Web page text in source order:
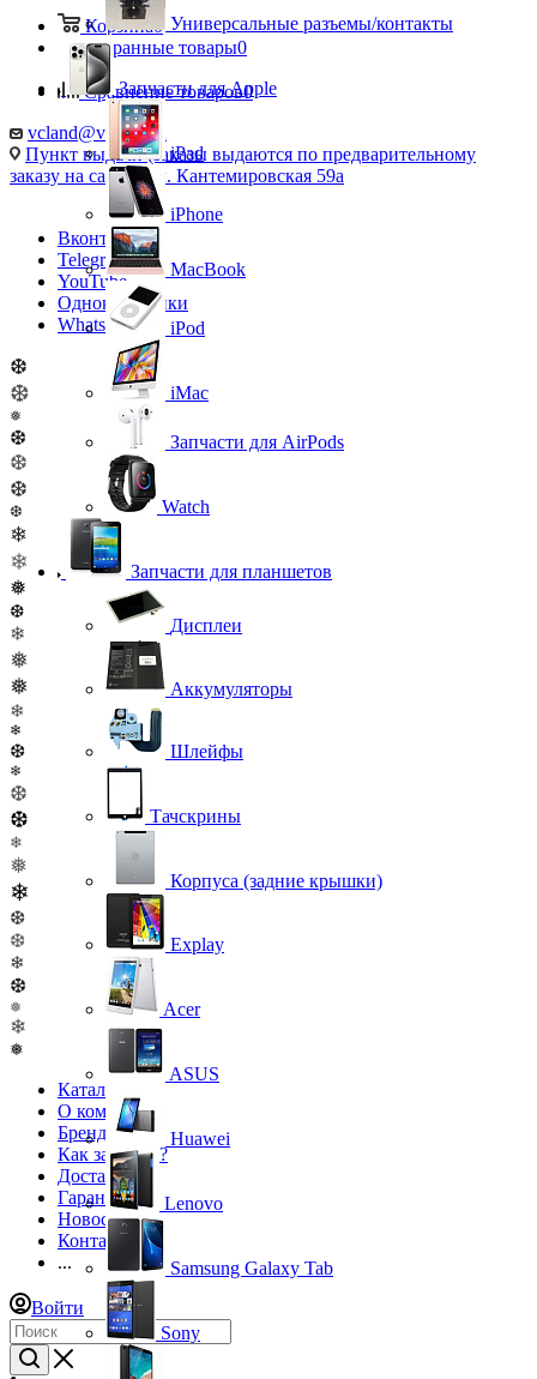
Корзина0
Избранные товары0
Сравнение товаров0
vcland@vcland.ru
Пункт выдачи (заказы выдаются по предварительному
заказу на сайте), ул. Кантемировская 59а
Вконтакте
Telegram
YouTube
Одноклассники
WhatsApp
❆
❆
❅
❆
❆
❆
❆
❄
❄
❅
❆
❄
❅
❅
❄
❄
❆
❄
❆
❆
❄
❅
❄
❆
❆
❄
❆
❅
❄
❅
Каталог
О компании
Бренды
Как заказать?
Доставка
Гарантия
Новости
Контакты
...
Войти
Универсальные разъемы/контакты
Запчасти для Apple
iPad
iPhone
MacBook
iPod
iMac
Запчасти для AirPods
Watch
Запчасти для планшетов
Дисплеи
Аккумуляторы
Шлейфы
Тачскрины
Корпуса (задние крышки)
Explay
Acer
ASUS
Huawei
Lenovo
Samsung Galaxy Tab
Sony